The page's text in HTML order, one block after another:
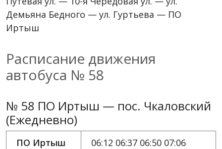
Демьяна Бедного — ул. Гуртьева — ПО
Иртыш
Расписание движения
автобуса № 58
№ 58 ПО Иртыш — пос. Чкаловский
(Ежедневно)
ПО Иртыш
06:12 06:37 06:50 07:06